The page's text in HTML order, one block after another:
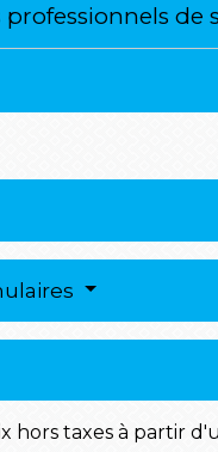
de
hors taxes à partir